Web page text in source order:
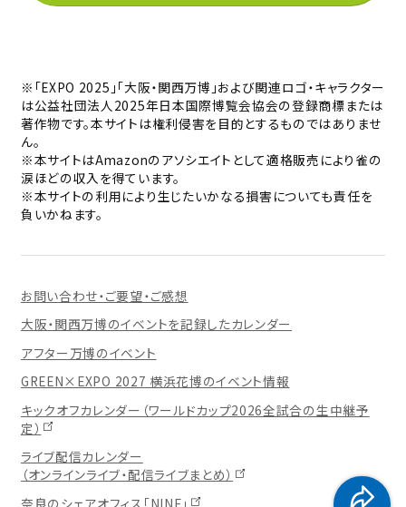
※「EXPO 2025」「大阪・関西万博」および関連ロゴ・キャラクター
は公益社団法人2025年日本国際博覧会協会の登録商標または
著作物です。本サイトは権利侵害を目的とするものではありませ
ん。
※本サイトはAmazonのアソシエイトとして適格販売により雀の
涙ほどの収入を得ています。
※本サイトの利用により生じたいかなる損害についても責任を
負いかねます。
お問い合わせ・ご要望・ご感想
大阪・関西万博のイベントを記録したカレンダー
アフター万博のイベント
GREEN×EXPO 2027 横浜花博のイベント情報
キックオフカレンダー（ワールドカップ2026全試合の生中継予
定）
ライブ配信カレンダー
（オンラインライブ・配信ライブまとめ）
奈良のシェアオフィス「NINE」